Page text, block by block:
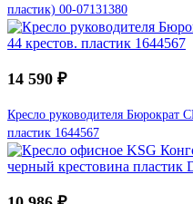
пластик) 00-07131380
14 590 ₽
Кресло руководителя Бюрократ
пластик 1644567